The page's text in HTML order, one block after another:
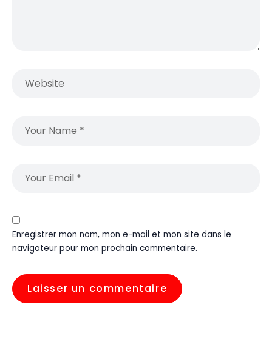
Enregistrer mon nom, mon e-mail et mon site dans le
navigateur pour mon prochain commentaire.